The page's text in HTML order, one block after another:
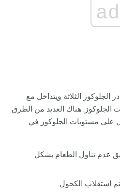
ad
الثلاثة ويتداخل مع
الجلوكوز. هناك العديد من الطرق
على مستويات الجلوكوز في
عدم تناول الطعام بشكل
استقلاب الكحول.